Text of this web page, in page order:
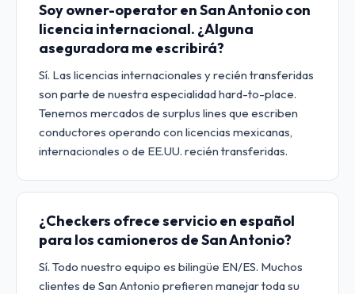
Soy owner-operator en San Antonio con
licencia internacional. ¿Alguna
aseguradora me escribirá?
Sí. Las licencias internacionales y recién transferidas
son parte de nuestra especialidad hard-to-place.
Tenemos mercados de surplus lines que escriben
conductores operando con licencias mexicanas,
internacionales o de EE.UU. recién transferidas.
¿Checkers ofrece servicio en español
para los camioneros de San Antonio?
Sí. Todo nuestro equipo es bilingüe EN/ES. Muchos
clientes de San Antonio prefieren manejar toda su